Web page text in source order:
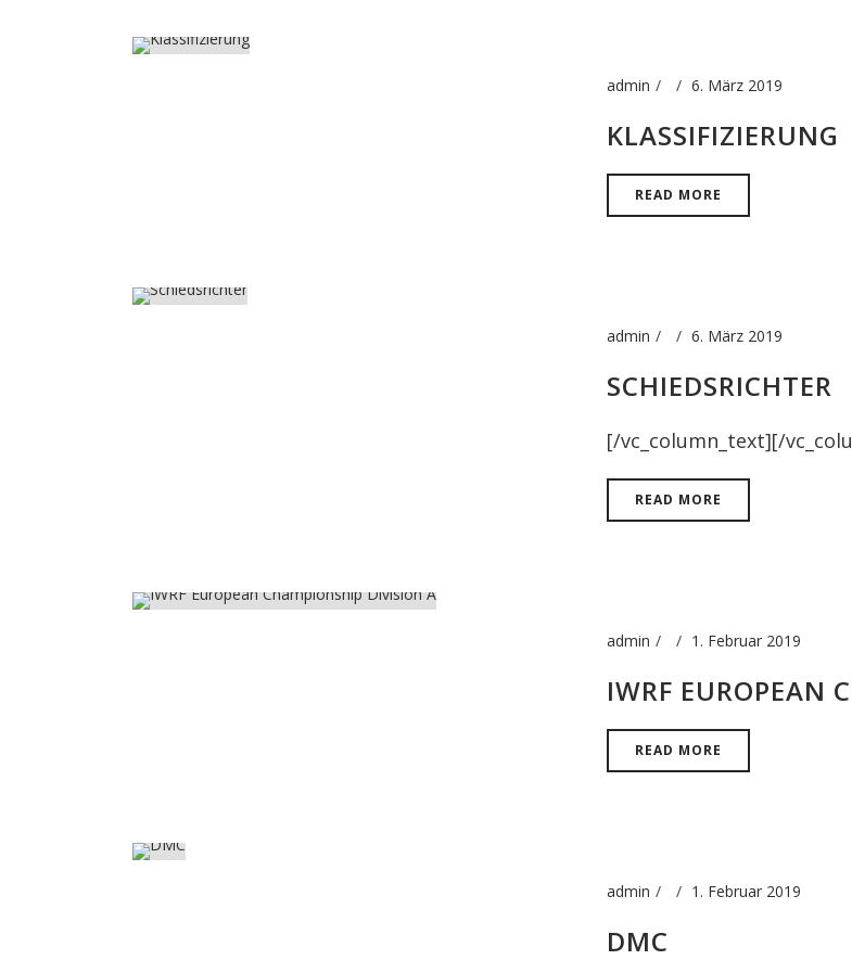
admin 6. März 2019
KLASSIFIZIERUNG
READ MORE
admin 6. März 2019
SCHIEDSRICHTER
[/vc_column_text][/
READ MORE
admin 1. Februar 2019
IWRF EUROPEAN
READ MORE
admin 1. Februar 2019
DMC